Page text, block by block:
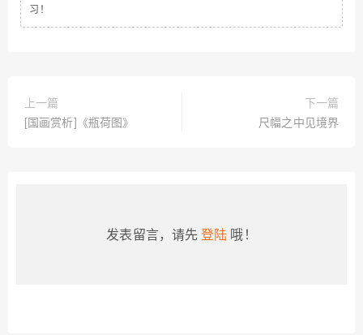
习！
上一篇
[国画赏析]《瓶荷图》
下一篇
尺幅之中见境界
发表留言，请先登陆 哦！